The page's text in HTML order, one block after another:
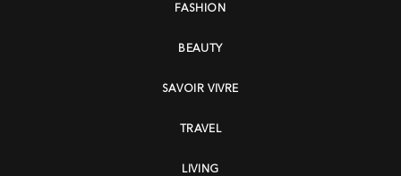
FASHION
BEAUTY
SAVOIR VIVRE
TRAVEL
LIVING